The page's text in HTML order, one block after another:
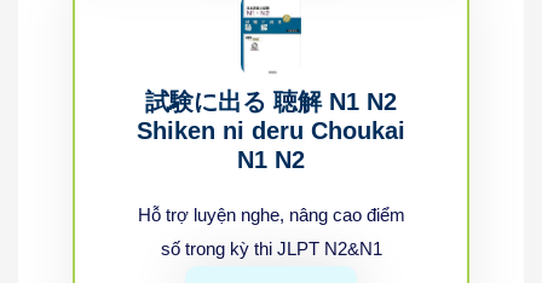
試験に出る 聴解 N1 N2
Shiken ni deru Choukai
N1 N2
Hỗ trợ luyện nghe, nâng cao điểm
số trong kỳ thi JLPT N2&N1